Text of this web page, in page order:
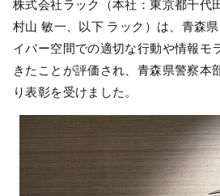
採用
株式会社ラック（本社：東京都千代
村山 敏一、以下 ラック）は、青森
イバー空間での適切な行動や情報モ
きたことが評価され、青森県警察本
り表彰を受けました。